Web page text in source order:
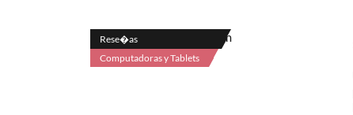
Rese�as
Computadoras y Tablets